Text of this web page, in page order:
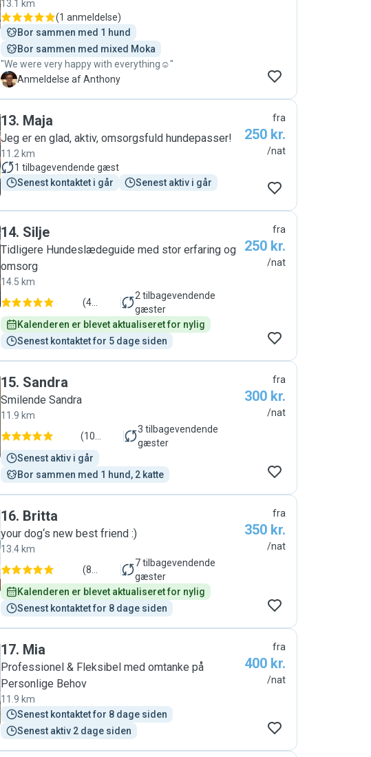
13.1 km
(1 anmeldelse)
Bor sammen med 1 hund
Bor sammen med mixed Moka
"We were very happy with everything☺️"
A Anmeldelse af Anthony
13. Maja
Jeg er en glad, aktiv, omsorgsfuld hundepasser!
11.2 km
1 tilbagevendende gæst
Senest kontaktet i går
Senest aktiv i går
fra
250 kr.
/nat
14. Silje
Tidligere Hundeslædeguide med stor erfaring og
omsorg
14.5 km
(4
anmeldelser)
2 tilbagevendende
gæster
Kalenderen er blevet aktualiseret for nylig
Senest kontaktet for 5 dage siden
fra
250 kr.
/nat
15. Sandra
Smilende Sandra
11.9 km
(10
anmeldelser
3 tilbagevendende
gæster
Senest aktiv i går
Bor sammen med 1 hund, 2 katte
fra
300 kr.
/nat
16. Britta
your dog‘s new best friend :)
13.4 km
(8
anmeldelser)
7tilbagevendende
gæster
Kalenderen er blevet aktualiseret for nylig
Senest kontaktet for 8 dage siden
fra
350 kr.
/nat
17. Mia
Professionel & Fleksibel med omtanke på
Personlige Behov
11.9 km
Senest kontaktet for 8 dage siden
Senest aktiv 2 dage siden
fra
400 kr.
/nat